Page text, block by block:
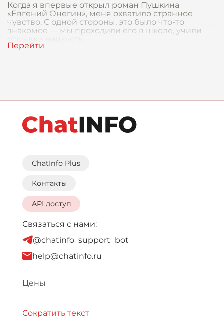
Когда я впервые открыл роман Пушкина
«Евгений Онегин», меня охватило странное
чувство. С одной стороны, это было что-то
знакомое — мы проходили его в школе, учили
ChatInfo Plus
Контакты
API доступ
Связаться с нами:
@chatinfo_support_bot
help@chatinfo.ru
Цены
Сократить текст